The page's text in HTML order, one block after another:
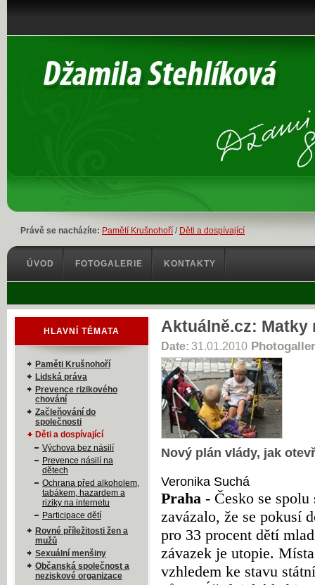
Právě se nacházíte: Pamětí Krušnohoří / Děti a dospívající
Aktuálně.cz: Matky
Date: 31.01.2010
Nový plán vlády, jak
Veronika Suchá
Praha - Česko se
zavázalo, že se pokusí
pro 33 procent dětí
závazek je utopie.
vzhledem ke stavu
HLAVNÍ TÉMATA
Paměti Krušnohoří
Lidská práva
Prevence rizikového
chování
Začleňování do
společnosti
Děti a dospívající
Výchova bez násilí
Prevence násilí na
dětech
Ochrana před alkoholem,
tabákem, hazardem a
riziky na internetu
Participace dětí
Rovné příležitosti žen a
mužů
Sexuální menšiny
Občanská společnost a
neziskové organizace
ÚVOD FOTOGALERIE KONTAKTY